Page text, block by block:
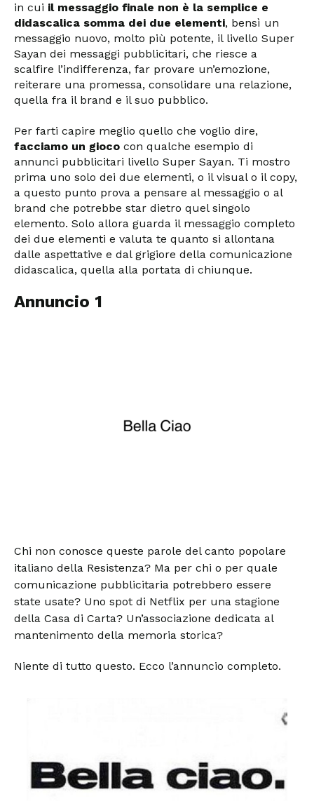
in cui il messaggio finale non è la semplice e
didascalica somma dei due elementi, bensì un
messaggio nuovo, molto più potente, il livello Super
Sayan dei messaggi pubblicitari, che riesce a
scalfire l’indifferenza, far provare un’emozione,
reiterare una promessa, consolidare una relazione,
quella fra il brand e il suo pubblico.
Per farti capire meglio quello che voglio dire,
facciamo un gioco con qualche esempio di
annunci pubblicitari livello Super Sayan. Ti mostro
prima uno solo dei due elementi, o il visual o il copy,
a questo punto prova a pensare al messaggio o al
brand che potrebbe star dietro quel singolo
elemento. Solo allora guarda il messaggio completo
dei due elementi e valuta te quanto si allontana
dalle aspettative e dal grigiore della comunicazione
didascalica, quella alla portata di chiunque.
Annuncio 1
Chi non conosce queste parole del canto popolare
italiano della Resistenza? Ma per chi o per quale
comunicazione pubblicitaria potrebbero essere
state usate? Uno spot di Netflix per una stagione
della Casa di Carta? Un’associazione dedicata al
mantenimento della memoria storica?
Niente di tutto questo. Ecco l’annuncio completo.